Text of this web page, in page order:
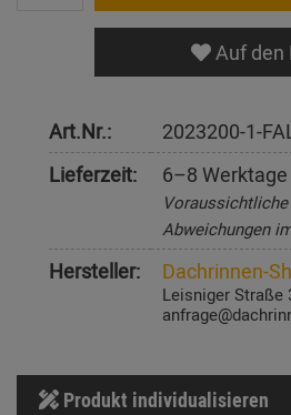
Auf den
Art.Nr.:
2023200-1-
Lieferzeit:
6–8 Werktage
Abweichungen
Hersteller: Dachrinnen-
Leisniger Straße
Produkt individualisieren